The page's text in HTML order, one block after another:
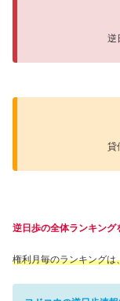
逆
貸
逆日歩の全体ランキング
権利月毎のランキング